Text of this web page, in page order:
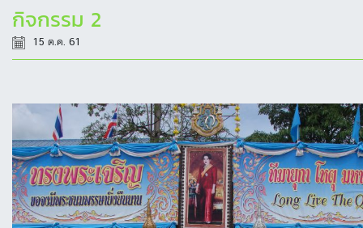
กิจกรรม 2
15 ต.ค. 61